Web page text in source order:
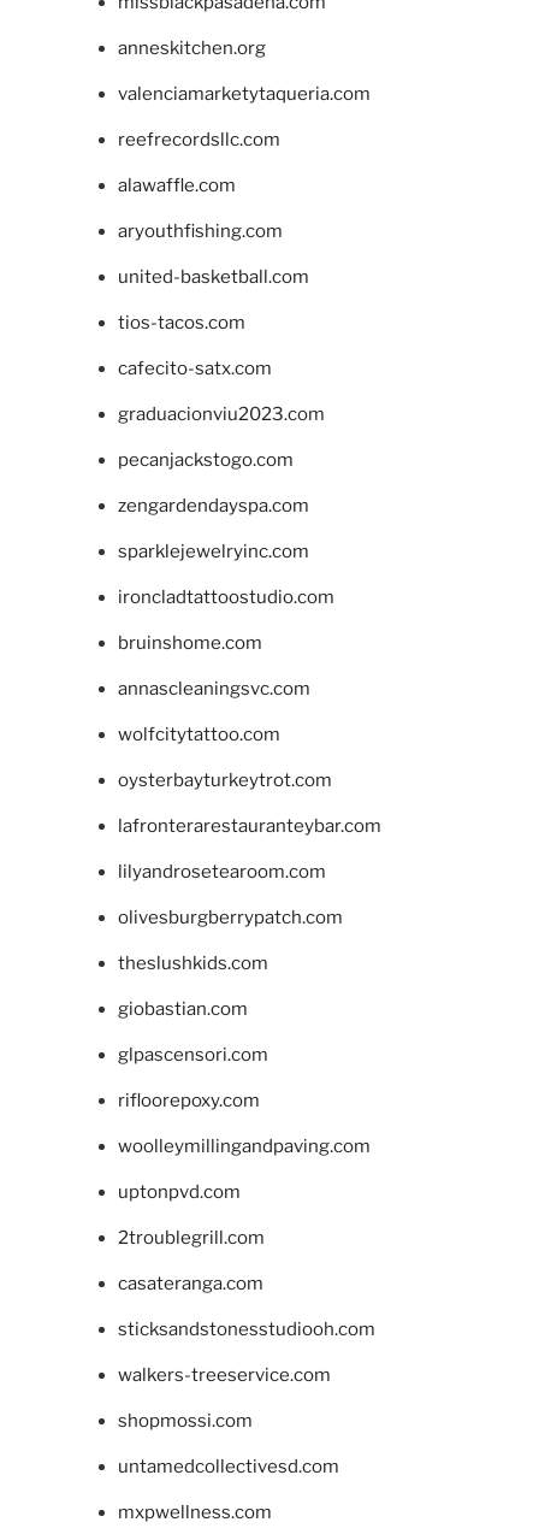
anneskitchen.org
valenciamarketytaqueria.com
reefrecordsllc.com
alawaffle.com
aryouthfishing.com
united-basketball.com
tios-tacos.com
cafecito-satx.com
graduacionviu2023.com
pecanjackstogo.com
zengardendayspa.com
sparklejewelryinc.com
ironcladtattoostudio.com
bruinshome.com
annascleaningsvc.com
wolfcitytattoo.com
oysterbayturkeytrot.com
lafronterarestauranteybar.com
lilyandrosetearoom.com
olivesburgberrypatch.com
theslushkids.com
giobastian.com
glpascensori.com
rifloorepoxy.com
woolleymillingandpaving.com
uptonpvd.com
2troublegrill.com
casateranga.com
sticksandstonesstudiooh.com
walkers-treeservice.com
shopmossi.com
untamedcollectivesd.com
mxpwellness.com